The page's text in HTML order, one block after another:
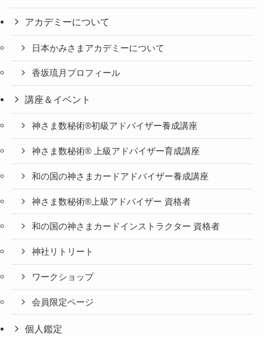
アカデミーについて
日本かみさまアカデミーについて
香坂琉月プロフィール
講座＆イベント
神さま数秘術®初級アドバイザー養成講座
神さま数秘術® 上級アドバイザー育成講座
和の国の神さまカードアドバイザー養成講座
神さま数秘術®上級アドバイザー 資格者
和の国の神さまカードインストラクター 資格者
神社リトリート
ワークショップ
会員限定ページ
個人鑑定